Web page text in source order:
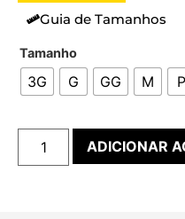
Guia de Tamanhos
Tamanho
3G G GG M P
ADICIONAR